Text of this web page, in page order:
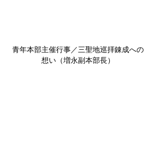
青年本部主催行事／三聖地巡拝錬成への
想い（増永副本部長）